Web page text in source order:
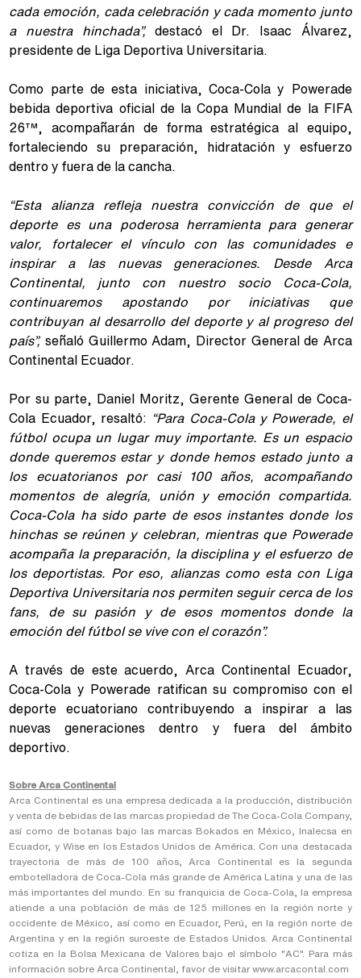
cada emoción, cada celebración y cada momento junto
a nuestra hinchada”,destacó el Dr. Isaac Álvarez,
presidente de Liga Deportiva Universitaria.
Como parte de esta iniciativa, Coca-Cola y Powerade
bebida deportiva oficial de la Copa Mundial de la FIFA
26™, acompañarán de forma estratégica al equipo,
fortaleciendo su preparación, hidratación y esfuerzo
dentro y fuera de la cancha.
“Esta alianza refleja nuestra convicción de que el
deporte es una poderosa herramienta para generar
valor, fortalecer el vínculo con las comunidades e
inspirar a las nuevas generaciones. Desde Arca
Continental, junto con nuestro socio Coca-Cola,
continuaremos apostando por iniciativas que
contribuyan al desarrollo del deporte y al progreso del
país”, señaló Guillermo Adam, Director General de Arca
Continental Ecuador.
Por su parte, Daniel Moritz, Gerente General de Coca-
Cola Ecuador, resaltó: “Para Coca-Cola y Powerade, el
fútbol ocupa un lugar muy importante. Es un espacio
donde queremos estar y donde hemos estado junto a
los ecuatorianos por casi 100 años, acompañando
momentos de alegría, unión y emoción compartida.
Coca-Cola ha sido parte de esos instantes donde los
hinchas se reúnen y celebran, mientras que Powerade
acompaña la preparación, la disciplina y el esfuerzo de
los deportistas. Por eso, alianzas como esta con Liga
Deportiva Universitaria nos permiten seguir cerca de los
fans, de su pasión y de esos momentos donde la
emoción del fútbol se vive con el corazón”.
A través de este acuerdo, Arca Continental Ecuador,
Coca-Cola y Powerade ratifican su compromiso con el
deporte ecuatoriano contribuyendo a inspirar a las
nuevas generaciones dentro y fuera del ámbito
deportivo.
Sobre Arca Continental
Arca Continental es una empresa dedicada a la producción, distribución
y venta de bebidas de las marcas propiedad de The Coca-Cola Company,
así como de botanas bajo las marcas Bokados en México, Inalecsa en
Ecuador, y Wise en los Estados Unidos de América. Con una destacada
trayectoria de más de 100 años, Arca Continental es la segunda
embotelladora de Coca-Cola más grande de América Latina y una de las
más importantes del mundo. En su franquicia de Coca-Cola, la empresa
atiende a una población de más de 125 millones en la región norte y
occidente de México, así como en Ecuador, Perú, en la región norte de
Argentina y en la región suroeste de Estados Unidos. Arca Continental
cotiza en la Bolsa Mexicana de Valores bajo el símbolo "AC". Para más
información sobre Arca Continental, favor de visitarwww.arcacontal.com